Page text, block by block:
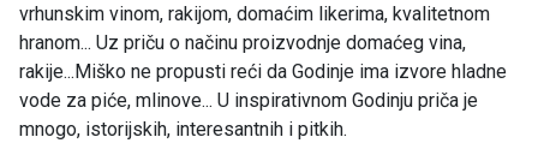
vrhunskim vinom, rakijom, domaćim likerima, kvalitetnom
hranom... Uz priču o načinu proizvodnje domaćeg vina,
rakije...Miško ne propusti reći da Godinje ima izvore hladne
vode za piće, mlinove... U inspirativnom Godinju priča je
mnogo, istorijskih, interesantnih i pitkih.